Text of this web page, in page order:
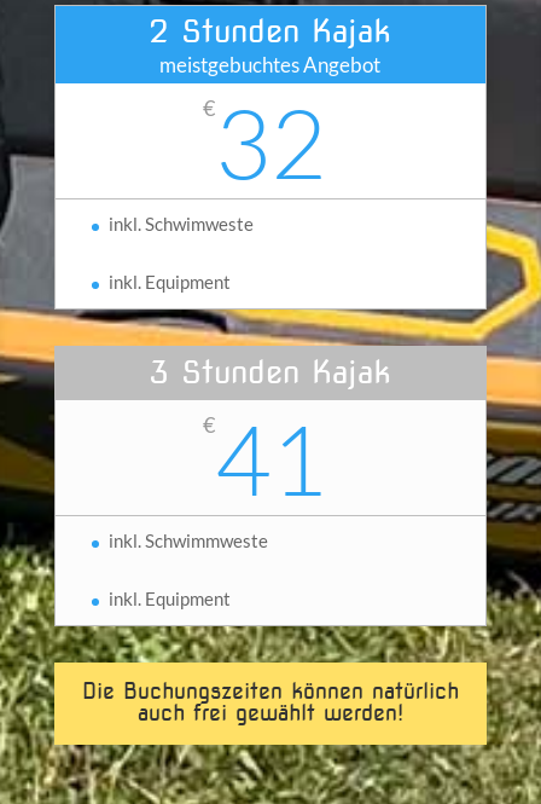
2 Stunden Kajak
meistgebuchtes Angebot
€32
inkl. Schwimweste
inkl. Equipment
3 Stunden Kajak
€41
inkl. Schwimmweste
inkl. Equipment
Die Buchungszeiten können natürlich
auch frei gewählt werden!